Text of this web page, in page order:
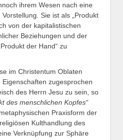
ihrem Wesen nach eine
Sie ist als „Produkt
von der kapitalistischen
Beziehungen und der
der Hand“ zu
im Christentum Oblaten
zugesprochen
des Herrn Jesu zu sein, so
des menschlichen Kopfes“
Praxisform der
Kulthandlung des
Verknüpfung zur Sphäre